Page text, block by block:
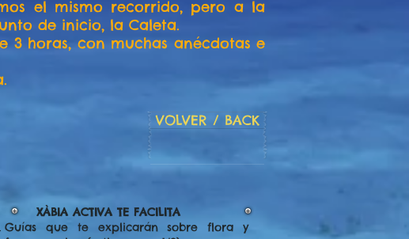
el mismo recorrido, pero a la
de inicio, la Caleta.
3 horas, con muchas anécdotas e
VOLVER / BACK
XÀBIA ACTIVA TE FACILITA
Guías que te explicarán sobre flora y